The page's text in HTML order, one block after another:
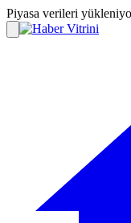
Piyasa verileri